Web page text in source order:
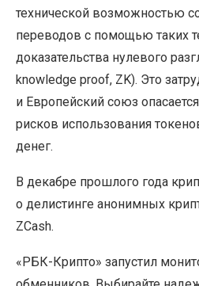
технической возможностью
переводов с помощью таких
доказательства нулевого
knowledge proof, ZK). Это
и Европейский союз
рисков использования
денег.
В декабре прошлого года
о делистинге анонимных
ZCash.
«РБК-Крипто» запустил